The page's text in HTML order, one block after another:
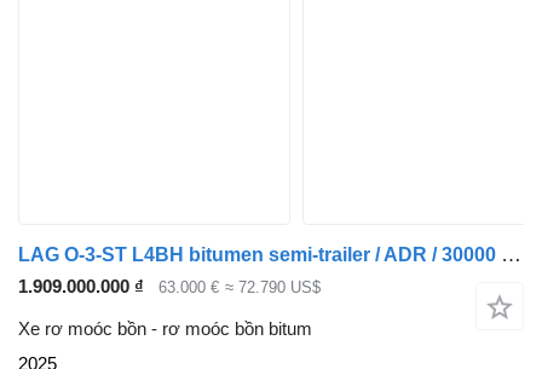
LAG O-3-ST L4BH bitumen semi-trailer / ADR / 30000 l / 4 units
1.909.000.000 ₫ 63.000 € ≈ 72.790 US$
Xe rơ moóc bồn - rơ moóc bồn bitum
2025